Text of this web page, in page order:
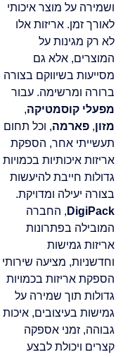
ושמירה על מוצר איכותי
לאורך זמן. אריזות אלו
לא רק מגינות על
המוצרים, אלא גם
מסייעות בשיווקם בצורה
ברורה ומרשימה. עבור
מפעלי קוסמטיקה,
מזון,פארמה, וכל תחום
תעשייתי אחר, הספקת
אריזות איכותיות בכמויות
גדולות חייבת להיעשות
בצורה יעילה ומדויקת.
DigiPack , החברה
המובילה בפתרונות
אריזות גמישות
וחדשניות, מציעה שירותי
הספקת אריזות בכמויות
גדולות תוך שמירה על
גמישות בעיצובים, איכות
גבוהה, זמני אספקה
קצרים ויכולת לבצע